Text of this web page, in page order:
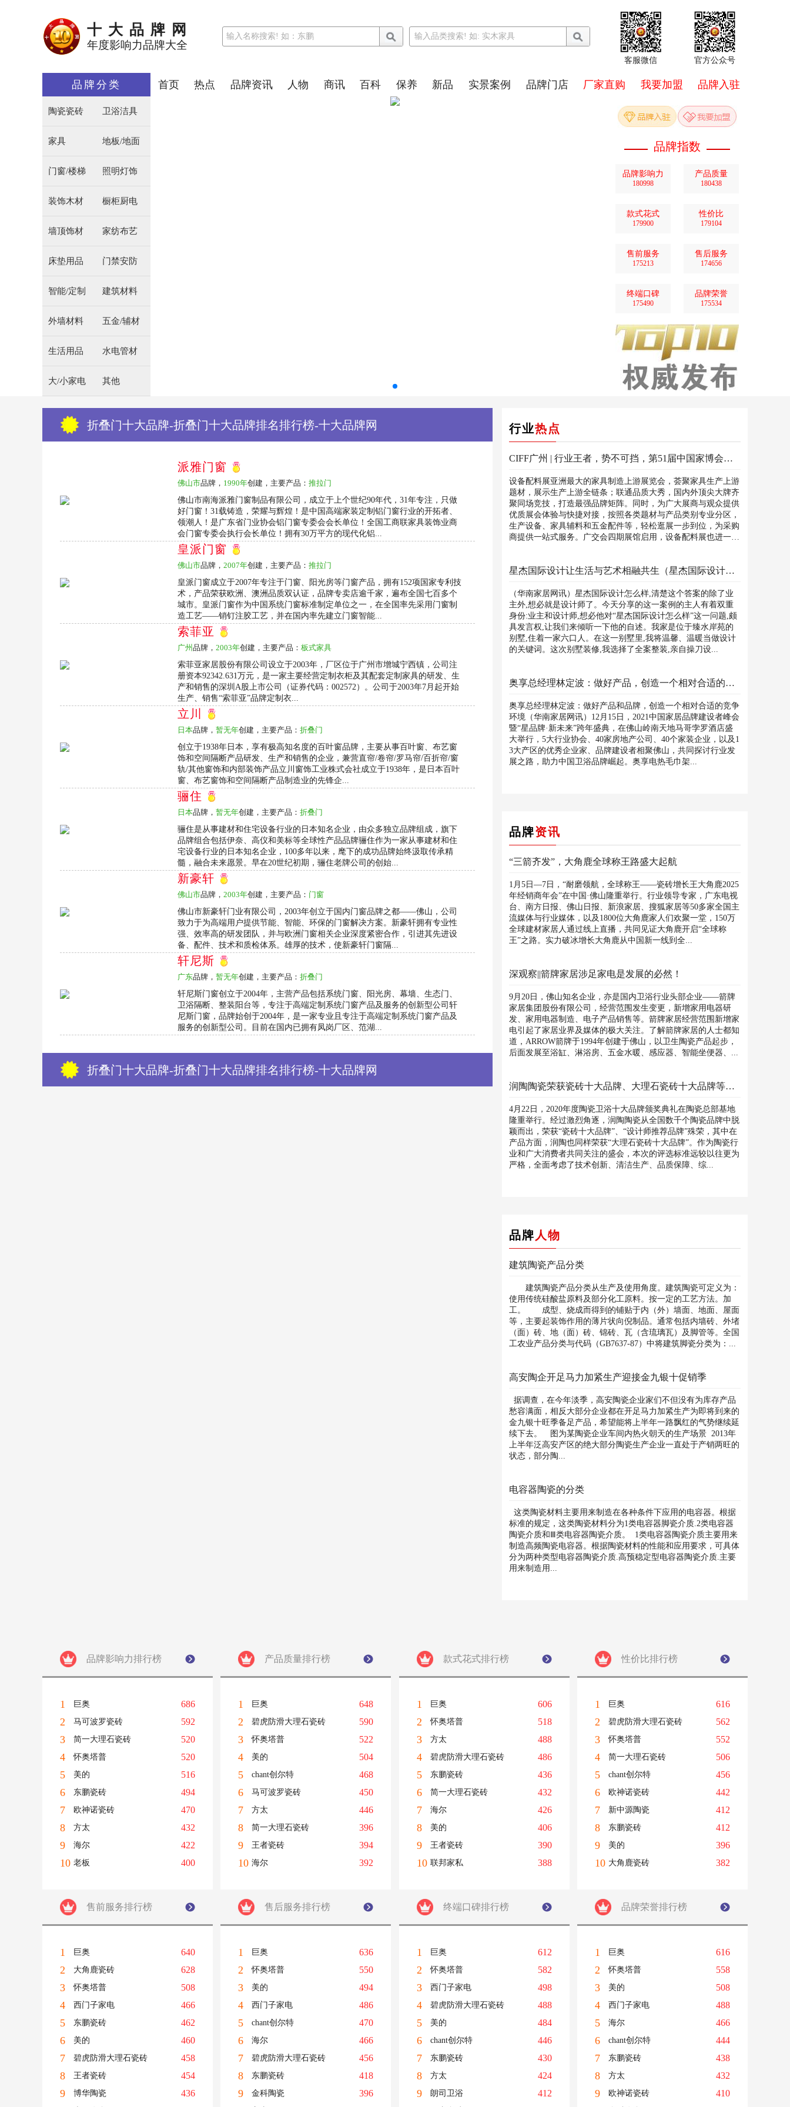
十大品牌网
年度影响力品牌大全
客服微信 官方公众号
品牌分类
陶瓷瓷砖 卫浴洁具
家具 地板/地面
门窗/楼梯 照明灯饰
装饰木材 橱柜厨电
墙顶饰材 家纺布艺
床垫用品 门禁安防
智能/定制 建筑材料
外墙材料 五金/辅材
生活用品 水电管材
大/小家电 其他
首页 热点 品牌资讯 人物 商讯 百科 保养 新品 实景案例 品牌门店 厂家直购 我要加盟 品牌入驻
品牌指数
品牌影响力
180998
产品质量
180438
款式花式
179900
性价比
179104
售前服务
175213
售后服务
174656
终端口碑
175490
品牌荣誉
175534
折叠门十大品牌-折叠门十大品牌排名排行榜-十大品牌网
派雅门窗
佛山市品牌， 1990年创建，主要产品： 推拉门
佛山市南海派雅门窗制品有限公司，成立于上个世纪90年代，31年专注，只做
好门窗！31载铸造，荣耀与辉煌！是中国高端家装定制铝门窗行业的开拓者、
领潮人！是广东省门业协会铝门窗专委会会长单位！全国工商联家具装饰业商
会门窗专委会执行会长单位！拥有30万平方的现代化铝...
皇派门窗
佛山市品牌， 2007年创建，主要产品： 推拉门
皇派门窗成立于2007年专注于门窗、阳光房等门窗产品，拥有152项国家专利技
术，产品荣获欧洲、澳洲品质双认证，品牌专卖店逾千家，遍布全国七百多个
城市。皇派门窗作为中国系统门窗标准制定单位之一，在全国率先采用门窗制
造工艺——销钉注胶工艺，并在国内率先建立门窗智能...
索菲亚
广州 品牌， 2003年创建，主要产品： 板式家具
索菲亚家居股份有限公司设立于2003年，厂区位于广州市增城宁西镇，公司注
册资本92342.631万元，是一家主要经营定制衣柜及其配套定制家具的研发、生
产和销售的深圳A股上市公司（证券代码：002572）。公司于2003年7月起开始
生产、销售“索菲亚”品牌定制衣...
立川
日本品牌， 暂无年创建，主要产品： 折叠门
创立于1938年日本，享有极高知名度的百叶窗品牌，主要从事百叶窗、布艺窗
饰和空间隔断产品研发、生产和销售的企业，兼营直帘/卷帘/罗马帘/百折帘/窗
轨/其他窗饰和内部装饰产品立川窗饰工业株式会社成立于1938年，是日本百叶
窗、布艺窗饰和空间隔断产品制造业的先锋企...
骊住
日本品牌， 暂无年创建，主要产品： 折叠门
骊住是从事建材和住宅设备行业的日本知名企业，由众多独立品牌组成，旗下
品牌组合包括伊奈、高仪和美标等全球性产品品牌骊住作为一家从事建材和住
宅设备行业的日本知名企业，100多年以来，麾下的成功品牌始终汲取传承精
髓，融合未来愿景。早在20世纪初期，骊住老牌公司的创始...
新豪轩
佛山市品牌， 2003年创建，主要产品： 门窗
佛山市新豪轩门业有限公司，2003年创立于国内门窗品牌之都——佛山，公司
致力于为高端用户提供节能、智能、环保的门窗解决方案。新豪轩拥有专业性
强、效率高的研发团队，并与欧洲门窗相关企业深度紧密合作，引进其先进设
备、配件、技术和质检体系。雄厚的技术，使新豪轩门窗隔...
轩尼斯
广东品牌， 暂无年创建，主要产品： 折叠门
轩尼斯门窗创立于2004年，主营产品包括系统门窗、阳光房、幕墙、生态门、
卫浴隔断、整装阳台等，专注于高端定制系统门窗产品及服务的创新型公司轩
尼斯门窗，品牌始创于2004年，是一家专业且专注于高端定制系统门窗产品及
服务的创新型公司。目前在国内已拥有凤岗厂区、范湖...
折叠门十大品牌-折叠门十大品牌排名排行榜-十大品牌网
行业热点
CIFF广州 | 行业王者，势不可挡，第51届中国家博会（广州）设备配料展强势来临！
设备配料展亚洲最大的家具制造上游展览会，荟聚家具生产上游
题材，展示生产上游全链条；联通品质大秀，国内外顶尖大牌齐
聚同场竞技，打造最强品牌矩阵。同时，为广大展商与观众提供
优质展会体验与快捷对接，按照各类题材与产品类别专业分区，
生产设备、家具辅料和五金配件等，轻松逛展一步到位，为采购
商提供一站式服务。广交会四期展馆启用，设备配料展也进一步
星杰国际设计让生活与艺术相融共生（星杰国际设计怎么样？在设计师业主的自述中找到答案）
（华南家居网讯）星杰国际设计怎么样,清楚这个答案的除了业
主外,想必就是设计师了。今天分享的这一案例的主人有着双重
身份:业主和设计师,想必他对“星杰国际设计怎么样”这一问题,颇
具发言权,让我们来倾听一下他的自述。我家是位于臻水岸苑的
别墅,住着一家六口人。在这一别墅里,我将温馨、温暖当做设计
的关键词。这次别墅装修,我选择了全案整装,亲自操刀设...
奥享总经理林定波：做好产品，创造一个相对合适的竞争环境
奥享总经理林定波：做好产品和品牌，创造一个相对合适的竞争
环境（华南家居网讯）12月15日，2021中国家居品牌建设者峰会
暨“星品牌·新未来”跨年盛典，在佛山岭南天地马哥孛罗酒店盛
大举行，5大行业协会、40家房地产公司、40个家装企业，以及1
3大产区的优秀企业家、品牌建设者相聚佛山，共同探讨行业发
展之路，助力中国卫浴品牌崛起。奥享电热毛巾架...
品牌资讯
“三箭齐发”，大角鹿全球称王路盛大起航
1月5日—7日，“耐磨领航，全球称王——瓷砖增长王大角鹿2025
年经销商年会”在中国·佛山隆重举行。行业领导专家，广东电视
台、南方日报、佛山日报、新浪家居、搜狐家居等50多家全国主
流媒体与行业媒体，以及1800位大角鹿家人们欢聚一堂，150万
全球建材家居人通过线上直播，共同见证大角鹿开启“全球称
王”之路。实力破冰增长大角鹿从中国新一线到全...
深观察||箭牌家居涉足家电是发展的必然！
9月20日，佛山知名企业，亦是国内卫浴行业头部企业——箭牌
家居集团股份有限公司，经营范围发生变更，新增家用电器研
发、家用电器制造、电子产品销售等。箭牌家居经营范围新增家
电引起了家居业界及媒体的极大关注。了解箭牌家居的人士都知
道，ARROW箭牌于1994年创建于佛山，以卫生陶瓷产品起步，
后面发展至浴缸、淋浴房、五金水暖、感应器、智能坐便器、...
润陶陶瓷荣获瓷砖十大品牌、大理石瓷砖十大品牌等三大殊荣
4月22日，2020年度陶瓷卫浴十大品牌颁奖典礼在陶瓷总部基地
隆重举行。经过激烈角逐，润陶陶瓷从全国数千个陶瓷品牌中脱
颖而出，荣获“瓷砖十大品牌”、“设计师推荐品牌”殊荣，其中在
产品方面，润陶也同样荣获“大理石瓷砖十大品牌”。作为陶瓷行
业和广大消费者共同关注的盛会，本次的评选标准远较以往更为
严格，全面考虑了技术创新、清洁生产、品质保障、综...
品牌 人物
建筑陶瓷产品分类
建筑陶瓷产品分类从生产及使用角度。建筑陶瓷可定义为：
使用传统硅酸盐原料及部分化工原料。按一定的工艺方法。加
工。 成型、烧成而得到的铺贴于内（外）墙面、地面、屋面
等，主要起装饰作用的薄片状向倪制品。通常包括内墙砖、外堵
（面）砖、地（面）砖、锦砖、瓦（含琉璃瓦）及脚管等。全国
工农业产品分类与代码（GB7637-87）中将建筑脚瓷分类为：...
高安陶企开足马力加紧生产迎接金九银十促销季
据调查，在今年淡季，高安陶瓷企业家们不但没有为库存产品
愁容满面，相反大部分企业都在开足马力加紧生产为即将到来的
金九银十旺季备足产品，希望能将上半年一路飘红的气势继续延
续下去。 图为某陶瓷企业车间内热火朝天的生产场景 2013年
上半年泛高安产区的绝大部分陶瓷生产企业一直处于产销两旺的
状态，部分陶...
电容器陶瓷的分类
这类陶瓷材料主要用来制造在各种条件下应用的电容器。根据
标准的规定，这类陶瓷材料分为1类电容器脚瓷介质.2类电容器
陶瓷介质和Ⅲ类电容器陶瓷介质。 1类电容器陶瓷介质主要用来
制造高频陶瓷电容器。根据陶瓷材料的性能和应用要求，可具体
分为两种类型电容器陶瓷介质.高预稳定型电容器陶瓷介质.主要
用来制造用...
品牌影响力排行榜
1 巨奥 686
2 马可波罗瓷砖 592
3 简一大理石瓷砖 520
4 怀奥塔普 520
5 美的 516
6 东鹏瓷砖 494
7 欧神诺瓷砖 470
8 方太 432
9 海尔 422
10 老板 400
产品质量排行榜
1 巨奥 648
2 碧虎防滑大理石瓷砖 590
3 怀奥塔普 522
4 美的 504
5 chant创尔特 468
6 马可波罗瓷砖 450
7 方太 446
8 简一大理石瓷砖 396
9 王者瓷砖 394
10 海尔 392
款式花式排行榜
1 巨奥 606
2 怀奥塔普 518
3 方太 488
4 碧虎防滑大理石瓷砖 486
5 东鹏瓷砖 436
6 简一大理石瓷砖 432
7 海尔 426
8 美的 406
9 王者瓷砖 390
10 联邦家私 388
性价比排行榜
1 巨奥 616
2 碧虎防滑大理石瓷砖 562
3 怀奥塔普 552
4 简一大理石瓷砖 506
5 chant创尔特 456
6 欧神诺瓷砖 442
7 新中源陶瓷 412
8 东鹏瓷砖 412
9 美的 396
10 大角鹿瓷砖 382
售前服务排行榜
1 巨奥 640
2 大角鹿瓷砖 628
3 怀奥塔普 508
4 西门子家电 466
5 东鹏瓷砖 462
6 美的 460
7 碧虎防滑大理石瓷砖 458
8 王者瓷砖 454
9 博华陶瓷 436
售后服务排行榜
1 巨奥 636
2 怀奥塔普 550
3 美的 494
4 西门子家电 486
5 chant创尔特 470
6 海尔 466
7 碧虎防滑大理石瓷砖 456
8 东鹏瓷砖 418
9 金科陶瓷 396
终端口碑排行榜
1 巨奥 612
2 怀奥塔普 582
3 西门子家电 498
4 碧虎防滑大理石瓷砖 488
5 美的 484
6 chant创尔特 446
7 东鹏瓷砖 430
8 方太 424
9 朗司卫浴 412
品牌荣誉排行榜
1 巨奥 616
2 怀奥塔普 558
3 美的 508
4 西门子家电 488
5 海尔 466
6 chant创尔特 444
7 东鹏瓷砖 438
8 方太 432
9 欧神诺瓷砖 410